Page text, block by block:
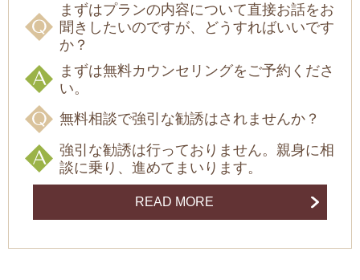
まずはプランの内容について直接お話をお
聞きしたいのですが、どうすればいいです
か？
まずは無料カウンセリングをご予約くださ
い。
無料相談で強引な勧誘はされませんか？
強引な勧誘は行っておりません。親身に相
談に乗り、進めてまいります。
READ MORE